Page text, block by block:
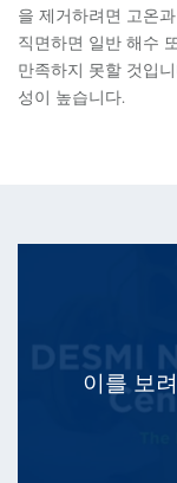
을 제거하려면 고온
직면하면 일반 해수
만족하지 못할 것입
성이 높습니다.
이를 보